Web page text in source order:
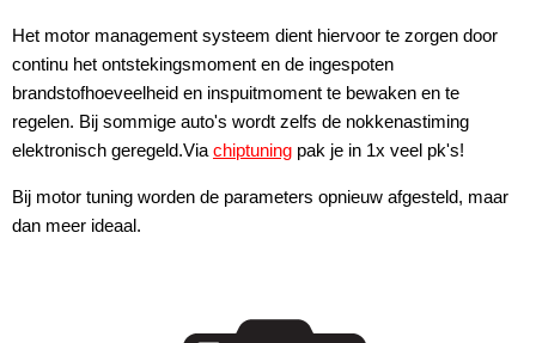
Het motor management systeem dient hiervoor te zorgen door
continu het ontstekingsmoment en de ingespoten
brandstofhoeveelheid en inspuitmoment te bewaken en te
regelen. Bij sommige auto's wordt zelfs de nokkenastiming
elektronisch geregeld.Via chiptuning pak je in 1x veel pk's!
Bij motor tuning worden de parameters opnieuw afgesteld, maar
dan meer ideaal.